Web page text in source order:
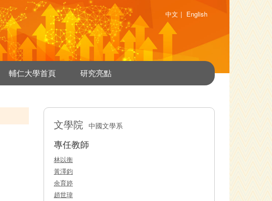
中文 | English
輔仁大學首頁 研究亮點
文學院 中國文學系
專任教師
林以衡
黃澤鈞
余育婷
趙世瑋